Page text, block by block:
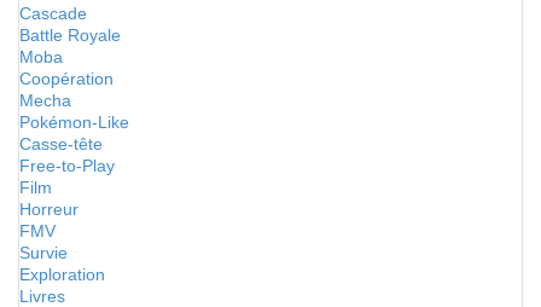
Cascade
Battle Royale
Moba
Coopération
Mecha
Pokémon-Like
Casse-tête
Free-to-Play
Film
Horreur
FMV
Survie
Exploration
Livres